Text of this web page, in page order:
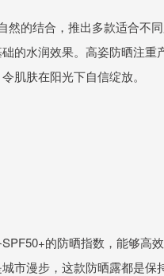
的结合，推出多款适合不
的水润效果。高姿防晒注
肌肤在阳光下自信绽放。
的防晒指数，能够高
市漫步，这款防晒露都是保